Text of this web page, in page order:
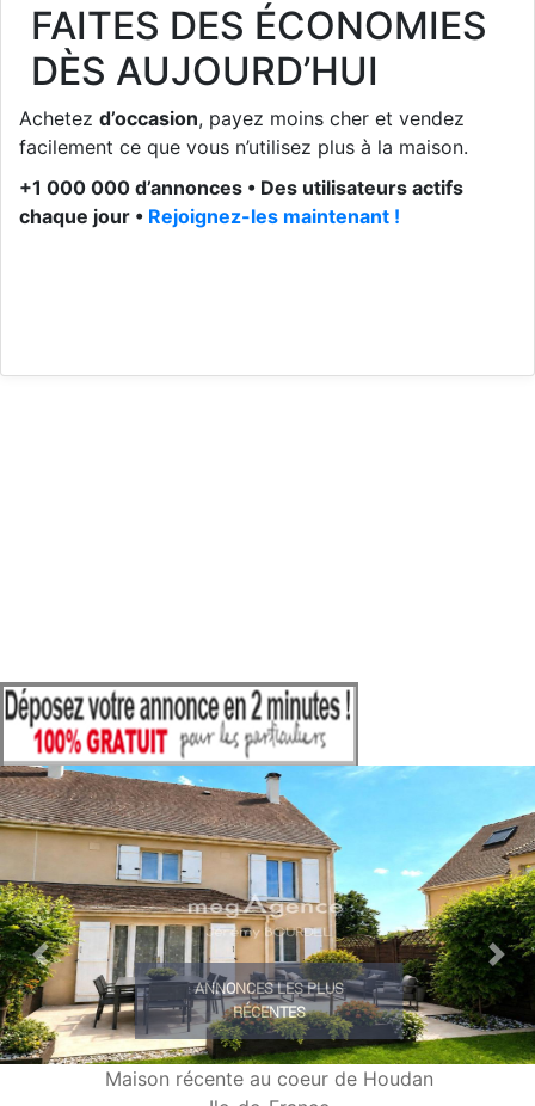
FAITES DES ÉCONOMIES
DÈS AUJOURD’HUI
Achetez d’occasion, payez moins cher et vendez
facilement ce que vous n’utilisez plus à la maison.
+1 000 000 d’annonces • Des utilisateurs actifs
chaque jour • Rejoignez-les maintenant !
Maison récente au coeur de Houdan
ANNONCES LES PLUS
RÉCENTES
Previous